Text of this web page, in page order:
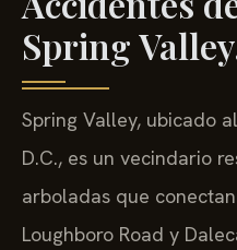
Spring
Spring Valley, ubicado
D.C., es un vecindario
arboladas que
Loughboro Road y